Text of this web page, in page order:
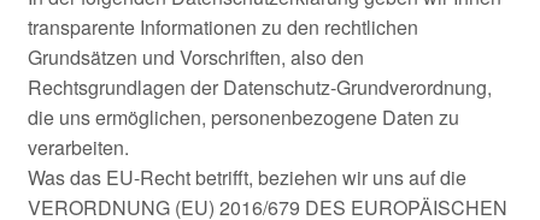
transparente Informationen zu den rechtlichen
Grundsätzen und Vorschriften, also den
Rechtsgrundlagen der Datenschutz-Grundverordnung,
die uns ermöglichen, personenbezogene Daten zu
verarbeiten.
Was das EU-Recht betrifft, beziehen wir uns auf die
VERORDNUNG (EU) 2016/679 DES EUROPÄISCHEN